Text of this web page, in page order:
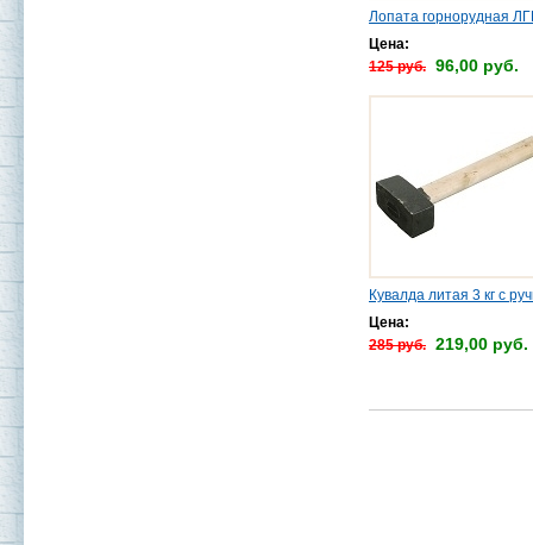
Лопата горнорудная
Цена:
125 руб. 96,00 руб.
Кувалда литая 3 кг с
Цена:
285 руб. 219,00 руб.